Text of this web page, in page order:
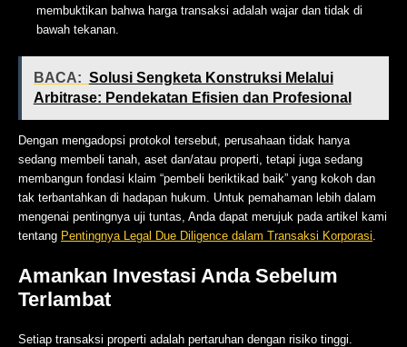
membuktikan bahwa harga transaksi adalah wajar dan tidak di
bawah tekanan.
BACA: Solusi Sengketa Konstruksi Melalui
Arbitrase: Pendekatan Efisien dan Profesional
Dengan mengadopsi protokol tersebut, perusahaan tidak hanya
sedang membeli tanah, aset dan/atau properti, tetapi juga sedang
membangun fondasi klaim “pembeli beriktikad baik” yang kokoh dan
tak terbantahkan di hadapan hukum. Untuk pemahaman lebih dalam
mengenai pentingnya uji tuntas, Anda dapat merujuk pada artikel kami
tentang Pentingnya Legal Due Diligence dalam Transaksi Korporasi.
Amankan Investasi Anda Sebelum
Terlambat
Setiap transaksi properti adalah pertaruhan dengan risiko tinggi.